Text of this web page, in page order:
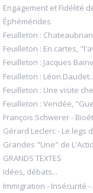
Engagement et Fidélité
Éphémérides
Feuilleton :
Feuilleton : En cartes,
Feuilleton : Jacques
Feuilleton : Léon
Feuilleton : Une visite
Feuilleton : Vendée,
François Schwerer -
Gérard Leclerc - Le legs
Grandes "Une" de
GRANDS TEXTES
Idées, débats...
Immigration - Insécurité -